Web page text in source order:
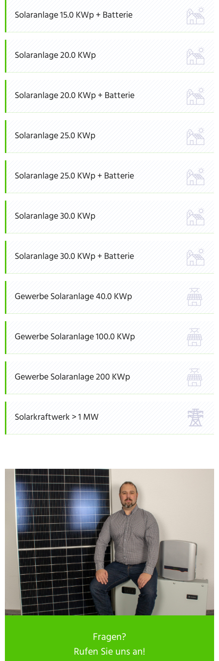
Solaranlage 15.0 KWp + Batterie
Solaranlage 20.0 KWp
Solaranlage 20.0 KWp + Batterie
Solaranlage 25.0 KWp
Solaranlage 25.0 KWp + Batterie
Solaranlage 30.0 KWp
Solaranlage 30.0 KWp + Batterie
Gewerbe Solaranlage 40.0 KWp
Gewerbe Solaranlage 100.0 KWp
Gewerbe Solaranlage 200 KWp
Solarkraftwerk > 1 MW
Fragen?
Rufen Sie uns an!